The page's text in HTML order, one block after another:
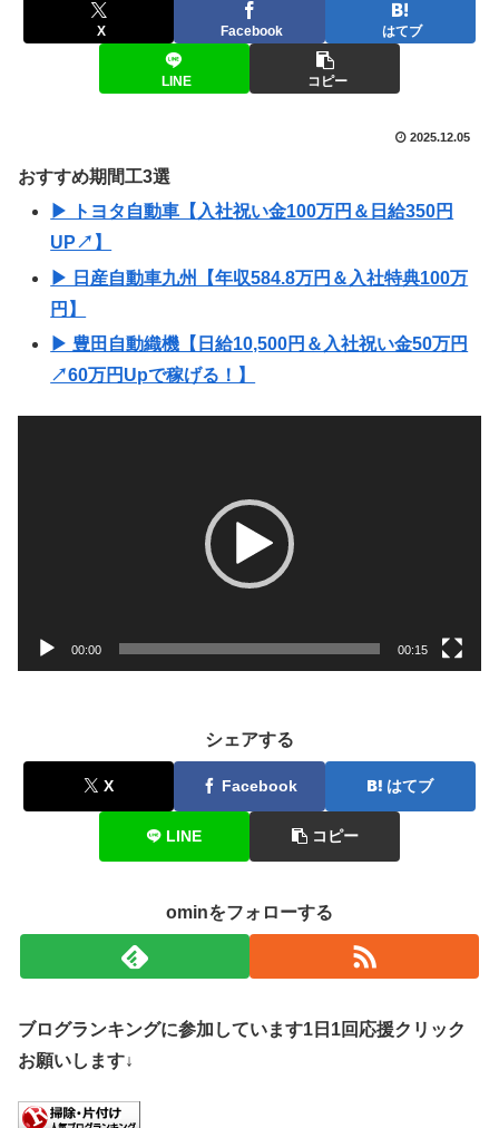
X Facebook はてブ
LINE コピー
2025.12.05
おすすめ期間工3選
▶ トヨタ自動車【入社祝い金100万円＆日給350円
UP↗】
▶ 日産自動車九州【年収584.8万円＆入社特典100万
円】
▶ 豊田自動織機【日給10,500円＆入社祝い金50万円
↗60万円Upで稼げる！】
00:00 00:15
シェアする
X Facebook はてブ
LINE コピー
ominをフォローする
ブログランキングに参加しています1日1回応援クリック
お願いします↓